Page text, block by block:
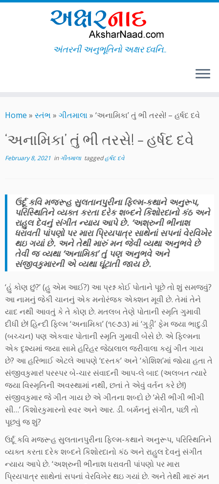
to
અંતરની અનુભૂતિનો અક્ષર ધ્વનિ..
Home » સ્તંભ » ગીતમાલા» ‘અનામિકા’ તું ભી તરસે! – હર્ષદ દવે
‘અનામિકા’ તું ભી તરસે! – હર્ષદ દવે
February 8, 2021 inગીતમાલા taggedહર્ષદ દવે
ઉર્દૂ કવિ મજરૂહ સુલતાનપુરીના ફિલ્મ-કથાને અનુરૂપ,
પરિસ્થિતિને વ્યક્ત કરતા દરેક શબ્દને કિશોરદાનો કંઠ અને
રાહુલ દેવનું સંગીત ન્યાય આપે છે. ‘અશ્રુની ભીનાશ
ધરાવતી પાંપણો પર મારા પ્રિયપાત્ર સાથેનાં સપનાં વેરવિખેર
થઇ ગયાં છે. અને તેથી મારું મન જેવી વ્યથા અનુભવે છે
તેવી જ વ્યથા ‘અનામિકા’ તું પણ અનુભવે અને
સંજીવકુમારની એ વ્યથા ઘૂંટાતી જાય છે.
‘હું કોણ છું?’ (હુ એમ આઈ?) આ પ્રશ્ન કોઈ પોતાને પૂછે તો શું સમજવું?
આ નામનું જેકી ચાનનું એક મનોરંજક એક્શન મૂવી છે. તેમાં તેને
યાદ નથી આવતું કે તે કોણ છે. મતલબ તેણે પોતાની સ્મૃતિ ગુમાવી
દીધી છે! હિન્દી ફિલ્મ ‘અનામિકા’ (૧૯૭૩) માં ‘ગુડ્ડી’ ફેમ જયા ભાદુડી
(બચ્ચન) પણ એકવાર પોતાની સ્મૃતિ ગુમાવી બેસે છે. એ ફિલ્મના
એક દૃશ્યમાં જયા સામે હરિહર જેઠાલાલ જરીવાલા કયું ગીત ગાય
છે? આ હરિભાઈ એટલે આપણે ‘દસ્તક’ અને ‘કોશિશ’માં જોયા હતા તે
સંજીવકુમાર! પરસ્પર બે-ચાર સંવાદની આપ-લે બાદ (અલબત ત્યારે
જયા વિસ્મૃતિની અવસ્થામાં નથી, છતાં તે એવું વર્તન કરે છે!)
સંજીવકુમાર જે ગીત ગાય છે એ ગીતના શબ્દો છે ‘મેરી ભીગી ભીગી
સી…’ કિશોરકુમારનો સ્વર અને આર. ડી. બર્મનનું સંગીત, પછી તો
પૂછવું જ શું?
ઉર્દૂ કવિ મજરૂહ સુલતાનપુરીના ફિલ્મ-કથાને અનુરૂપ, પરિસ્થિતિને
વ્યક્ત કરતા દરેક શબ્દને કિશોરદાનો કંઠ અને રાહુલ દેવનું સંગીત
ન્યાય આપે છે. ‘અશ્રુની ભીનાશ ધરાવતી પાંપણો પર મારા
પ્રિયપાત્ર સાથેનાં સપનાં વેરવિખેર થઇ ગયાં છે. અને તેથી મારું મન